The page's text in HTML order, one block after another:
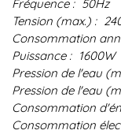
Fréquence : 50Hz
Tension (max.) :
Consommation
Puissance : 1600W
Pression de l'eau
Pression de l'eau
Consommation
Consommation